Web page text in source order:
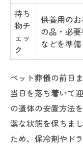
持ち
物チ
ェッ
ク
供養用の
の品・必
などを準備
ペット葬儀の前日
当日を落ち着いて
の遺体の安置方法
潔な状態を保ちま
ため、保冷剤やド